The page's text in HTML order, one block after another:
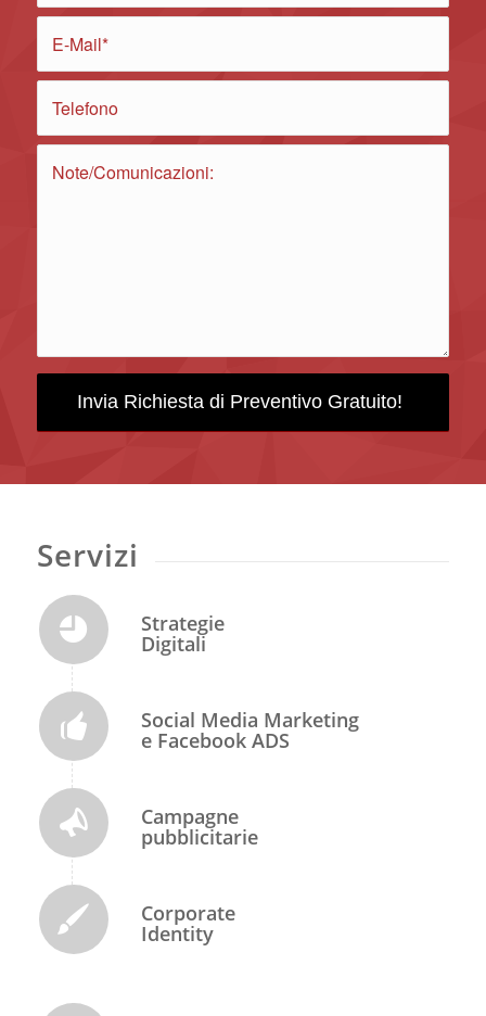
Servizi
Strategie
Digitali
Social Media Marketing
e Facebook ADS
Campagne
pubblicitarie
Corporate
Identity